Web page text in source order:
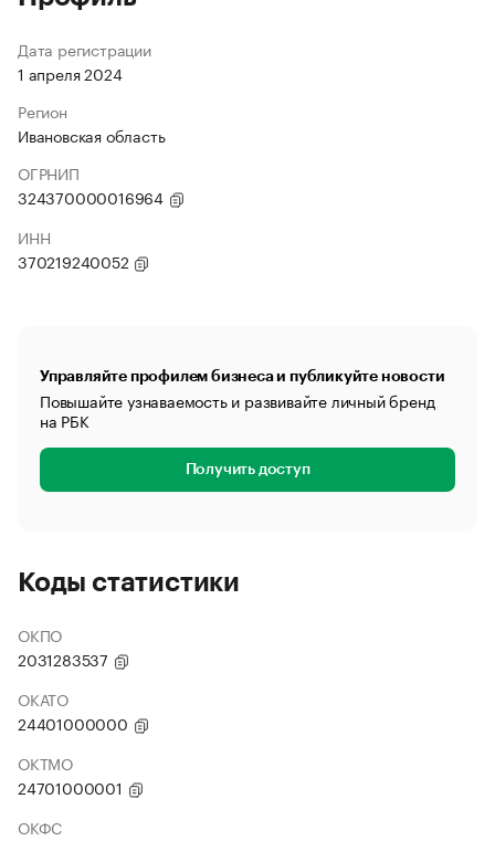
Дата регистрации
1 апреля 2024
Регион
Ивановская область
ОГРНИП
324370000016964
ИНН
370219240052
Управляйте профилем бизнеса и публикуйте новости
Повышайте узнаваемость и развивайте личный бренд
на РБК
Получить доступ
Коды статистики
ОКПО
2031283537
ОКАТО
24401000000
ОКТМО
24701000001
ОКФС